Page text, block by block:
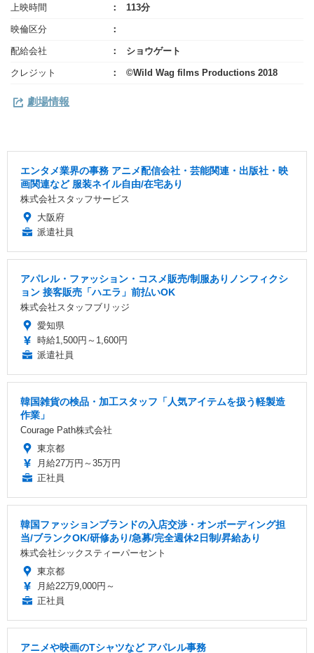
上映時間 113分
映倫区分
配給会社 ショウゲート
クレジット ©Wild Wag films Productions 2018
劇場情報
エンタメ業界の事務 アニメ配信会社・芸能関連・出版社・映
画関連など 服装ネイル自由/在宅あり
株式会社スタッフサービス
大阪府
派遣社員
アパレル・ファッション・コスメ販売/制服ありノンフィクシ
ョン 接客販売「ハエラ」前払いOK
株式会社スタッフブリッジ
愛知県
時給1,500円～1,600円
派遣社員
韓国雑貨の検品・加工スタッフ「人気アイテムを扱う軽製造
作業」
Courage Path株式会社
東京都
月給27万円～35万円
正社員
韓国ファッションブランドの入店交渉・オンボーディング担
当/ブランクOK/研修あり/急募/完全週休2日制/昇給あり
株式会社シックスティーパーセント
東京都
月給22万9,000円～
正社員
アニメや映画のTシャツなど アパレル事務